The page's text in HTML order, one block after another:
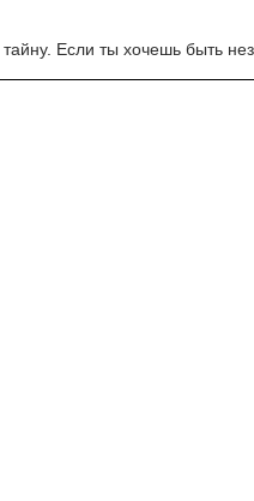
Если ты хочешь быть